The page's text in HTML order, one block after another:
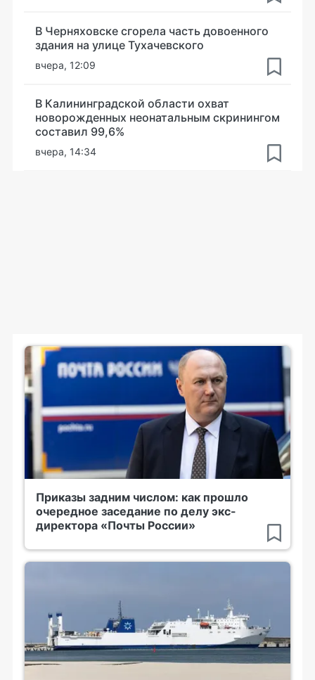
В Черняховске сгорела часть довоенного
здания на улице Тухачевского
вчера, 12:09
В Калининградской области охват
новорожденных неонатальным скринингом
составил 99,6%
вчера, 14:34
Приказы задним числом: как прошло
очередное заседание по делу экс-
директора «Почты России»